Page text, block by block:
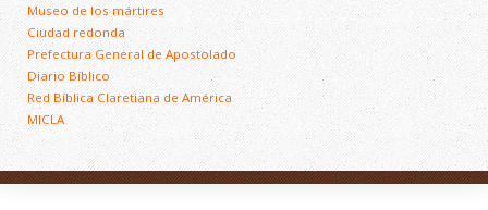
Museo de los mártires
Ciudad redonda
Prefectura General de Apostolado
Diario Bíblico
Red Bíblica Claretiana de América
MICLA